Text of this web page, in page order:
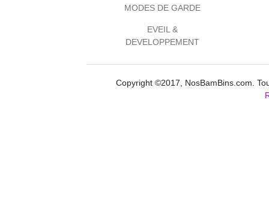
MODES DE GARDE
EVEIL &
DEVELOPPEMENT
Copyright ©2017, NosBamBins.com.